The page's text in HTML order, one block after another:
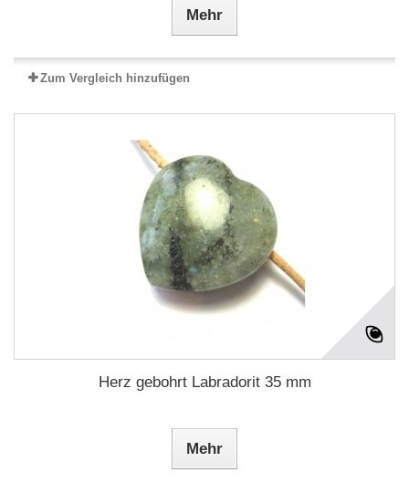
Mehr
Zum Vergleich hinzufügen
Herz gebohrt Labradorit 35 mm
Mehr